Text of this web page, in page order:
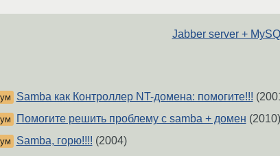
Jabber server +
Samba как Контроллер NT-домена: помогите!!!
Помогите решить проблему с samba + домен (2010)
Samba, горю!!!! (2004)